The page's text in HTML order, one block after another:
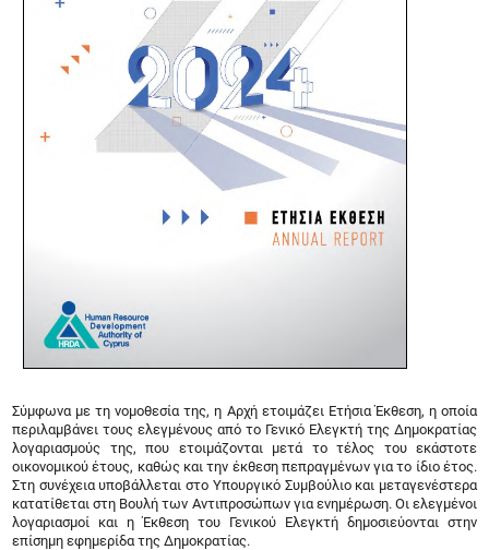
Σύμφωνα με τη νομοθεσία της, η Αρχή ετοιμάζει Ετήσια Έκθεση, η οποία
περιλαμβάνει τους ελεγμένους από το Γενικό Ελεγκτή της Δημοκρατίας
λογαριασμούς της, που ετοιμάζονται μετά το τέλος του εκάστοτε
οικονομικού έτους, καθώς και την έκθεση πεπραγμένων για το ίδιο έτος.
Στη συνέχεια υποβάλλεται στο Υπουργικό Συμβούλιο και μεταγενέστερα
κατατίθεται στη Βουλή των Αντιπροσώπων για ενημέρωση. Οι ελεγμένοι
λογαριασμοί και η Έκθεση του Γενικού Ελεγκτή δημοσιεύονται στην
επίσημη εφημερίδα της Δημοκρατίας.